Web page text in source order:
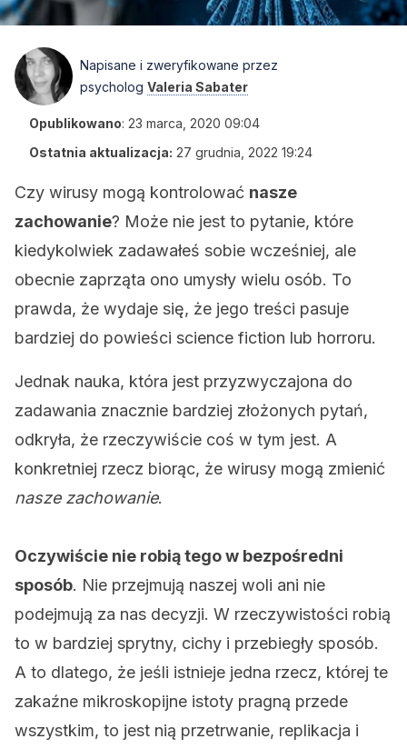
Napisane i zweryfikowane przez
psycholog Valeria Sabater
Opublikowano: 23 marca, 2020 09:04
Ostatnia aktualizacja: 27 grudnia, 2022 19:24
Czy wirusy mogą kontrolować nasze
zachowanie? Może nie jest to pytanie, które
kiedykolwiek zadawałeś sobie wcześniej, ale
obecnie zaprząta ono umysły wielu osób. To
prawda, że wydaje się, że jego treści pasuje
bardziej do powieści science fiction lub horroru.
Jednak nauka, która jest przyzwyczajona do
zadawania znacznie bardziej złożonych pytań,
odkryła, że rzeczywiście coś w tym jest. A
konkretniej rzecz biorąc, że wirusy mogą zmienić
nasze zachowanie.
Oczywiście nie robią tego w bezpośredni
sposób. Nie przejmują naszej woli ani nie
podejmują za nas decyzji. W rzeczywistości robią
to w bardziej sprytny, cichy i przebiegły sposób.
A to dlatego, że jeśli istnieje jedna rzecz, której te
zakaźne mikroskopijne istoty pragną przede
wszystkim, to jest nią przetrwanie, replikacja i